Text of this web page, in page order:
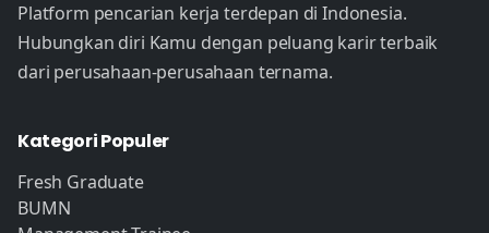
Platform pencarian kerja terdepan di Indonesia.
Hubungkan diri Kamu dengan peluang karir terbaik
dari perusahaan-perusahaan ternama.
Kategori Populer
Fresh Graduate
BUMN